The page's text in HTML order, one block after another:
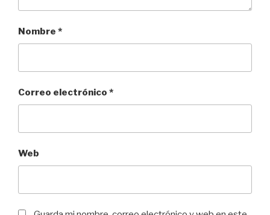
Nombre *
Correo electrónico *
Web